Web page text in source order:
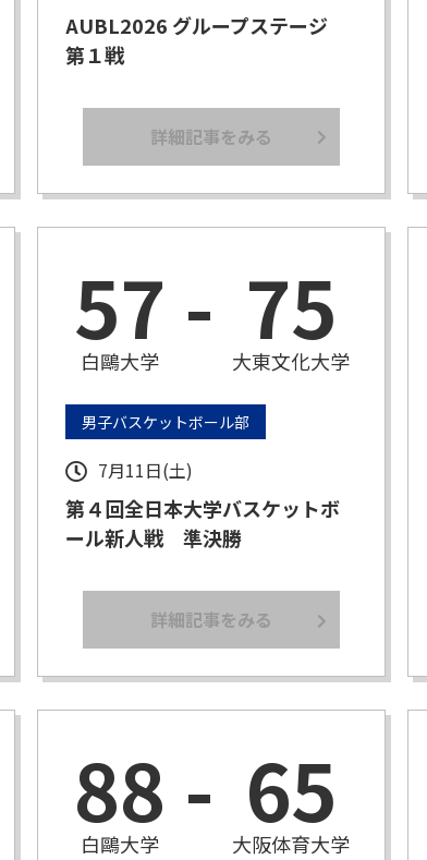
AUBL2026 グループステージ
第１戦
詳細記事をみる
57
白鷗大学 - 75
大東文化大学
男子バスケットボール部
7月11日(土)
第４回全日本大学バスケットボ
ール新人戦 準決勝
詳細記事をみる
88
白鷗大学 - 65
大阪体育大学